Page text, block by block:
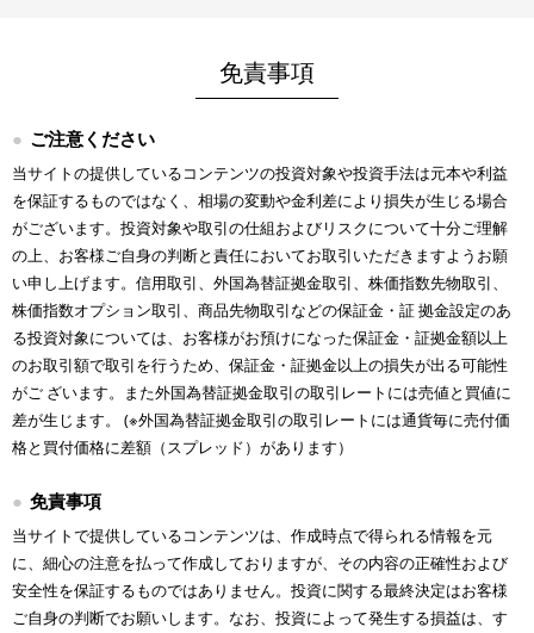
免責事項
ご注意ください
当サイトの提供しているコンテンツの投資対象や投資手法は元本や利益
を保証するものではなく、相場の変動や金利差により損失が生じる場合
がございます。投資対象や取引の仕組およびリスクについて十分ご理解
の上、お客様ご自身の判断と責任においてお取引いただきますようお願
い申し上げます。信用取引、外国為替証拠金取引、株価指数先物取引、
株価指数オプション取引、商品先物取引などの保証金・証 拠金設定のあ
る投資対象については、お客様がお預けになった保証金・証拠金額以上
のお取引額で取引を行うため、保証金・証拠金以上の損失が出る可能性
がご ざいます。また外国為替証拠金取引の取引レートには売値と買値に
差が生じます。 (※外国為替証拠金取引の取引レートには通貨毎に売付価
格と買付価格に差額（スプレッド）があります）
免責事項
当サイトで提供しているコンテンツは、作成時点で得られる情報を元
に、細心の注意を払って作成しておりますが、その内容の正確性および
安全性を保証するものではありません。投資に関する最終決定はお客様
ご自身の判断でお願いします。なお、投資によって発生する損益は、す